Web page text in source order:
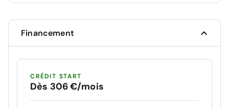
Reconnaissance étendue des panneaux de
signalisation et préconisation de vitesse, Alerte
Financement
CRÉDIT START
Dès 306 €/mois